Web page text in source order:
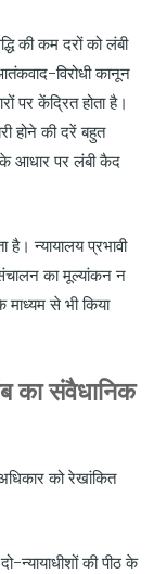
की कम दरों को लंबी
विरोधी कानून
पर केंद्रित होता है।
होने की दरें बहुत
के आधार पर लंबी कैद
है। न्यायालय प्रभावी
का मूल्यांकन न
से भी किया
का संवैधानिक
को रेखांकित
न्यायाधीशों की पीठ के